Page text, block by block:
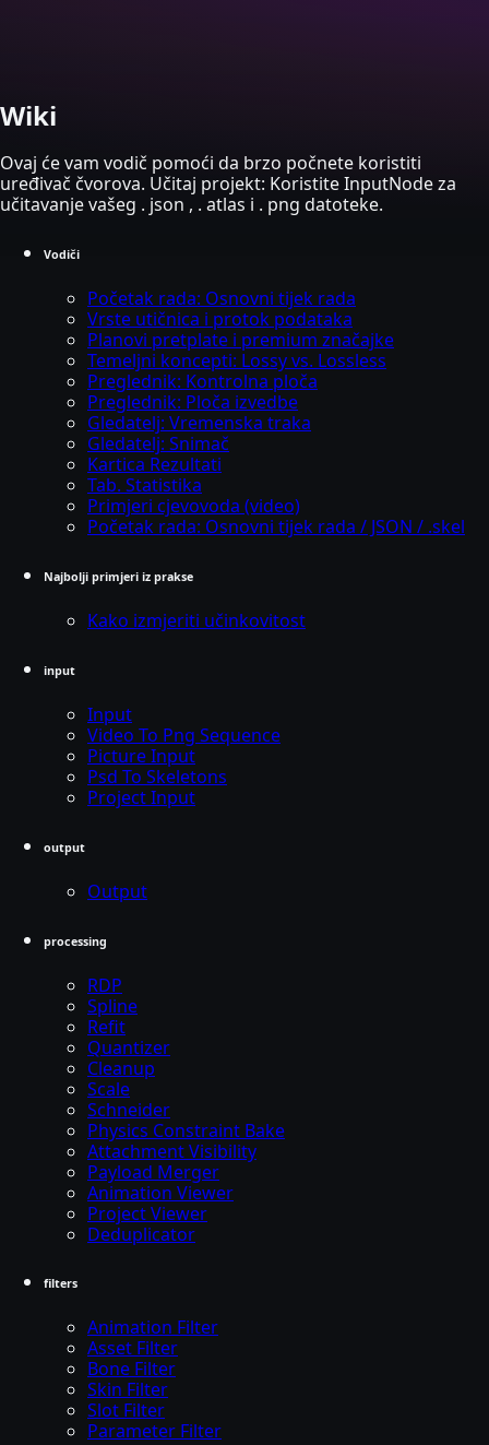
Wiki
Ovaj će vam vodič pomoći da brzo počnete koristiti
uređivač čvorova. Učitaj projekt: Koristite InputNode za
učitavanje vašeg . json , . atlas i . png datoteke.
Vodiči
Početak rada: Osnovni tijek rada
Vrste utičnica i protok podataka
Planovi pretplate i premium značajke
Temeljni koncepti: Lossy vs. Lossless
Preglednik: Kontrolna ploča
Preglednik: Ploča izvedbe
Gledatelj: Vremenska traka
Gledatelj: Snimač
Kartica Rezultati
Tab. Statistika
Primjeri cjevovoda (video)
Početak rada: Osnovni tijek rada / JSON / .skel
Najbolji primjeri iz prakse
Kako izmjeriti učinkovitost
input
Input
Video To Png Sequence
Picture Input
Psd To Skeletons
Project Input
output
Output
processing
RDP
Spline
Refit
Quantizer
Cleanup
Scale
Schneider
Physics Constraint Bake
Attachment Visibility
Payload Merger
Animation Viewer
Project Viewer
Deduplicator
filters
Animation Filter
Asset Filter
Bone Filter
Skin Filter
Slot Filter
Parameter Filter